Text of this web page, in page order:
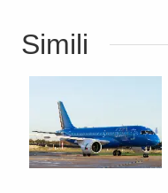
Simili